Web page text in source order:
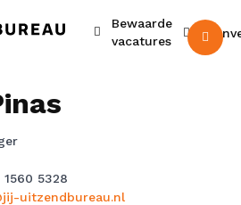
Bewaarde
vacatures
5328
uitzendbureau.nl